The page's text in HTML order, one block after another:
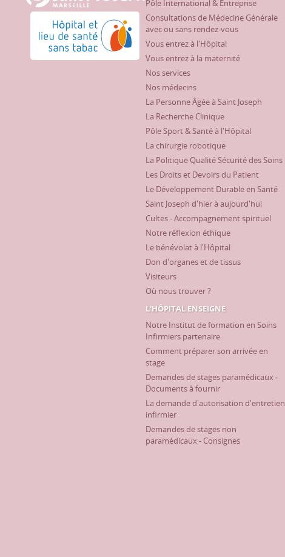
Hôpital et lieu de santé sans tabac
Pôle International & Entreprise
Consultations de Médecine Générale
avec ou sans rendez-vous
Vous entrez à l'Hôpital
Vous entrez à la maternité
Nos services
Nos médecins
La Personne Âgée à Saint Joseph
La Recherche Clinique
Pôle Sport & Santé à l'Hôpital
La chirurgie robotique
La Politique Qualité Sécurité des Soins
Les Droits et Devoirs du Patient
Le Développement Durable en Santé
Saint Joseph d'hier à aujourd'hui
Cultes - Accompagnement spirituel
Notre réflexion éthique
Le bénévolat à l'Hôpital
Don d'organes et de tissus
Visiteurs
Où nous trouver ?
L'HÔPITAL ENSEIGNE
Notre Institut de formation en Soins
Infirmiers partenaire
Comment préparer son arrivée en
stage
Demandes de stages paramédicaux -
Documents à fournir
La demande d'autorisation d'entretien
infirmier
Demandes de stages non
paramédicaux - Consignes